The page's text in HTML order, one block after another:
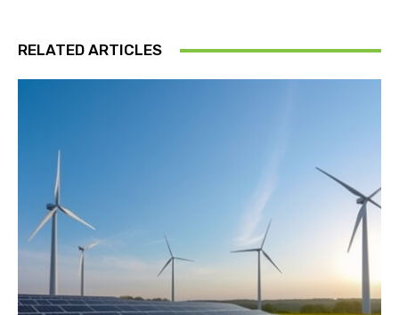
RELATED ARTICLES